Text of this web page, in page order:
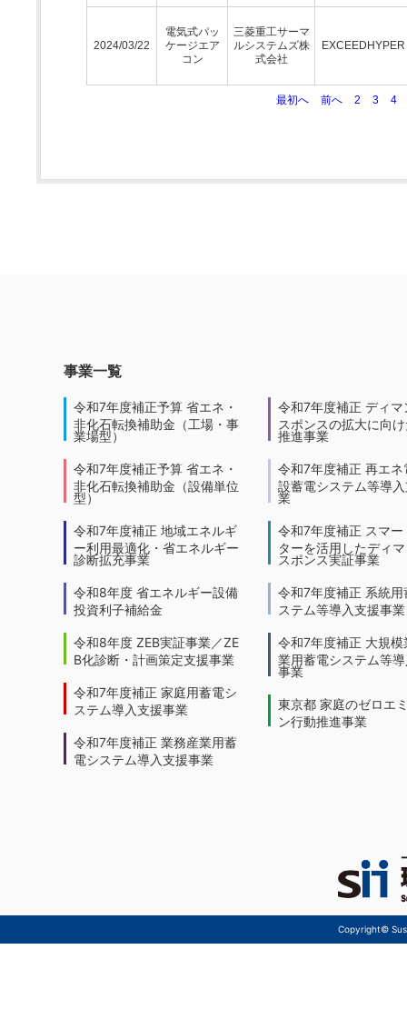
2024/03/22
電気式パッ
ケージエア
コン
三菱重工サーマ
ルシステムズ株
式会社
最初へ 前へ 2 3 4
事業一覧
令和7年度補正予算 省エネ・
非化石転換補助金（工場・事
業場型）
令和7年度補正予算 省エネ・
非化石転換補助金（設備単位
型）
令和7年度補正 地域エネルギ
ー利用最適化・省エネルギー
診断拡充事業
令和8年度 省エネルギー設備
投資利子補給金
令和8年度 ZEB実証事業／ZE
B化診断・計画策定支援事業
令和7年度補正 家庭用蓄電シ
ステム導入支援事業
令和7年度補正 業務産業用蓄
電システム導入支援事業
令和7年度補正 ディマ
スポンスの拡大に向
推進事業
令和7年度補正 再エネ
設蓄電システム等導
業
令和7年度補正 スマー
ターを活用したディ
スポンス実証事業
令和7年度補正 系統用
ステム等導入支援事業
令和7年度補正 大規模
業用蓄電システム等
事業
東京都 家庭のゼロエ
ン行動推進事業
Copyright©